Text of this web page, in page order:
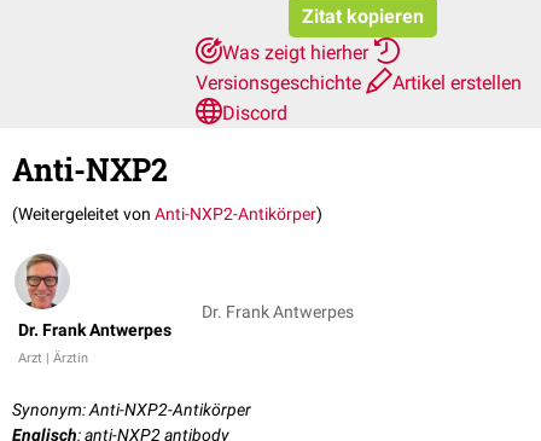
Zitat kopieren
Was zeigt hierher
Versionsgeschichte
Artikel erstellen
Discord
Anti-NXP2
(Weitergeleitet von Anti-NXP2-Antikörper)
Dr. Frank Antwerpes
Arzt | Ärztin
Dr. Frank Antwerpes
Synonym: Anti-NXP2-Antikörper
Englisch: anti-NXP2 antibody